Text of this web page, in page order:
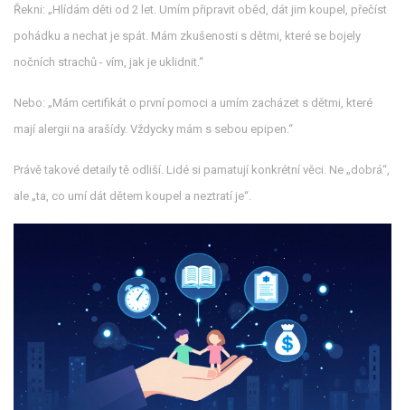
Řekni: „Hlídám děti od 2 let. Umím připravit oběd, dát jim koupel, přečíst
pohádku a nechat je spát. Mám zkušenosti s dětmi, které se bojely
nočních strachů - vím, jak je uklidnit.“
Nebo: „Mám certifikát o první pomoci a umím zacházet s dětmi, které
mají alergii na arašídy. Vždycky mám s sebou epipen.“
Právě takové detaily tě odliší. Lidé si pamatují konkrétní věci. Ne „dobrá“,
ale „ta, co umí dát dětem koupel a neztratí je“.